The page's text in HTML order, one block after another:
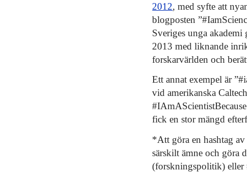
2012, med syfte att
blogposten
Sveriges unga akademi
2013 med liknande
forskarvärlden och
Ett annat exempel är
vid amerikanska
fick en stor mängd
*Att göra en hashtag
särskilt ämne och göra
(forskningspolitik) eller